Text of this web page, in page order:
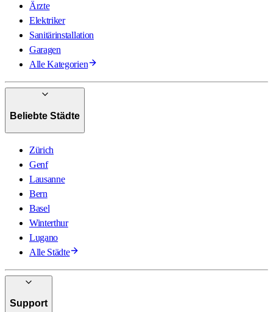
Ärzte
Elektriker
Sanitärinstallation
Garagen
Alle Kategorien
Beliebte Städte
Zürich
Genf
Lausanne
Bern
Basel
Winterthur
Lugano
Alle Städte
Support